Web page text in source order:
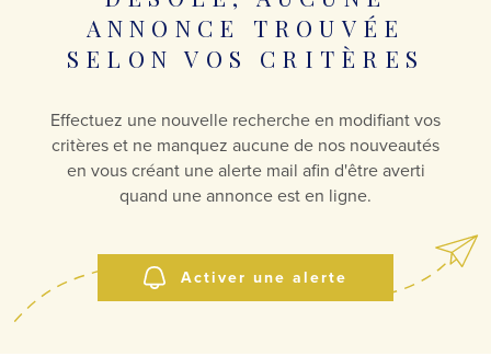
ANNONCE TROUVÉE
SELON VOS CRITÈRES
Effectuez une nouvelle recherche en modifiant vos
critères et ne manquez aucune de nos nouveautés
en vous créant une alerte mail afin d'être averti
quand une annonce est en ligne.
Activer une alerte